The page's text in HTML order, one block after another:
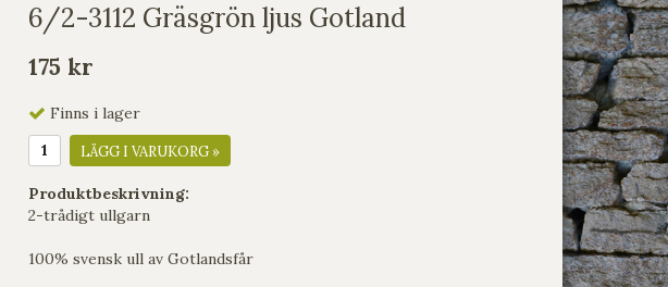
6/2-3112 Gräsgrön ljus Gotland
175 kr
Finns i lager
LÄGG I VARUKORG »
Produktbeskrivning:
2-trådigt ullgarn
100% svensk ull av Gotlandsfår